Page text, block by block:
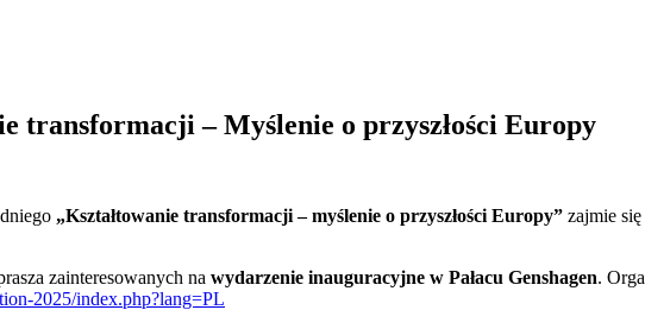
transformacji – Myślenie o przyszłości Europy
„Kształtowanie transformacji – myślenie o przyszłości Europy” zajmie
zainteresowanych na wydarzenie inauguracyjne w Pałacu Genshagen.
2025/index.php?lang=PL